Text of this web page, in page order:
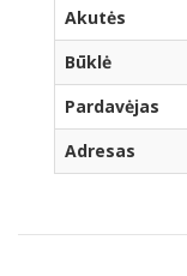
Akutės
Būklė
Pardavėjas
Adresas